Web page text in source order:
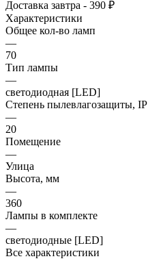
Доставка завтра - 390 ₽
Характеристики
Общее кол-во ламп
—
70
Тип лампы
—
светодиодная [LED]
Степень пылевлагозащиты, IP
—
20
Помещение
—
Улица
Высота, мм
—
360
Лампы в комплекте
—
светодиодные [LED]
Все характеристики